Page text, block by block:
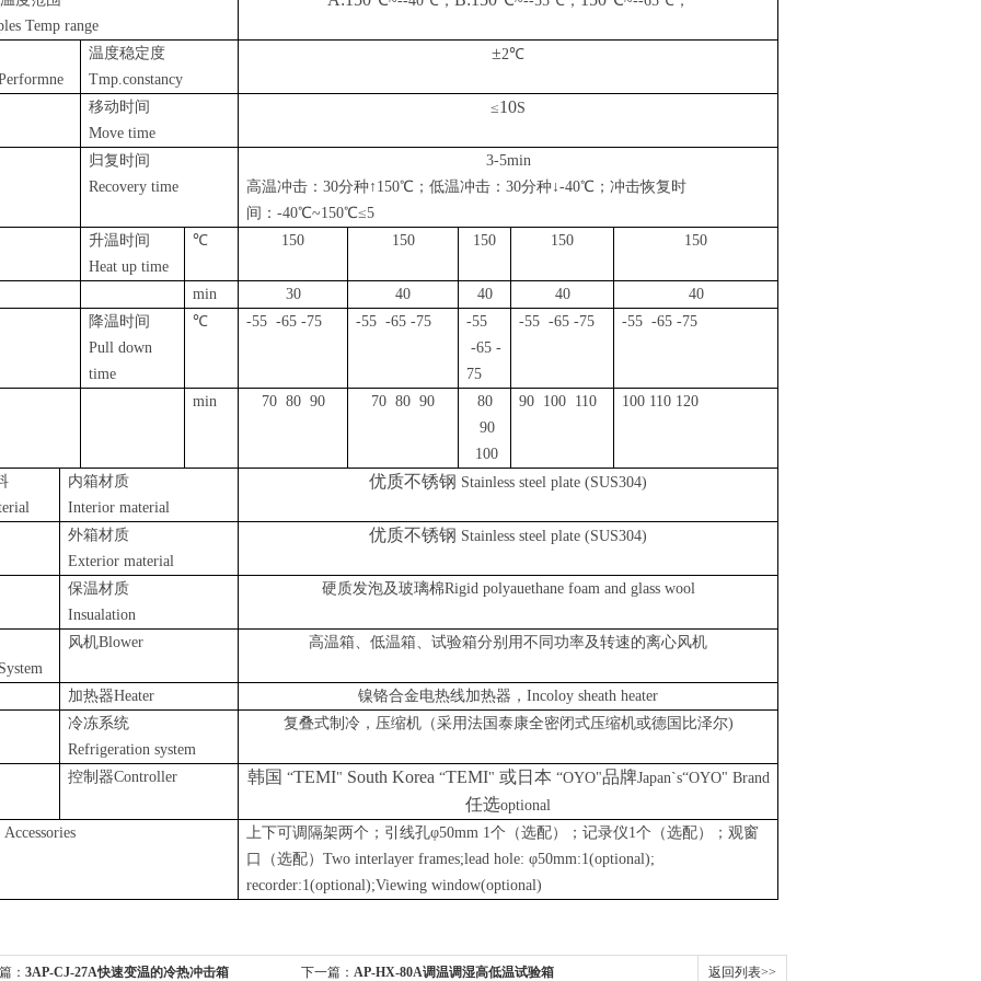
Temp range
温度稳定度
Tmp.constancy
±2℃
移动时间
Move time
≤10S
归复时间
Recovery time
3-5min
高温冲击： 30分种↑150℃；低温冲击： 30分种↓-40℃；冲击恢复时
间： -40℃~150℃≤5
升温时间
Heat up time
℃ 150 150 150 150 150
min 30 40 40 40
40
降温时间
Pull down
time
℃ -55 -65 -75 -55 -65 -75
-55
-65 -
75
-55 -65 -75 -55 -65 -75
min 70 80 90 70 80 90
80
90
100
90 100 110 100 110 120
内箱材质
Interior material
优质不锈钢 Stainless steel plate (SUS304)
外箱材质
Exterior material
优质不锈钢 Stainless steel plate (SUS304)
保温材质
Insualation
硬质发泡及玻璃棉Rigid polyauethane foam and glass wool
风机Blower 高温箱、低温箱、试验箱分别用不同功率及转速的离心风机
加热器Heater 镍铬合金电热线加热器， Incoloy sheath heater
冷冻系统
Refrigeration system
复叠式制冷，压缩机（采用法国泰康全密闭式压缩机或德国比泽尔)
控制器Controller 韩国 “TEMI" South Korea “TEMI" 或日本 “OYO"品牌Japan`s“OYO" Brand
任选optional
Accessories 上下可调隔架两个；引线孔φ50mm 1个（选配）；记录仪1个（选配）
；观窗
口（选配） Two interlayer frames;lead hole: φ50mm:1(optional);
recorder:1(optional);Viewing window(optional)
： 3AP-CJ-27A快速变温的冷热冲击箱 下一篇： AP-HX-80A调温调湿高低温试验箱 返回列表>>